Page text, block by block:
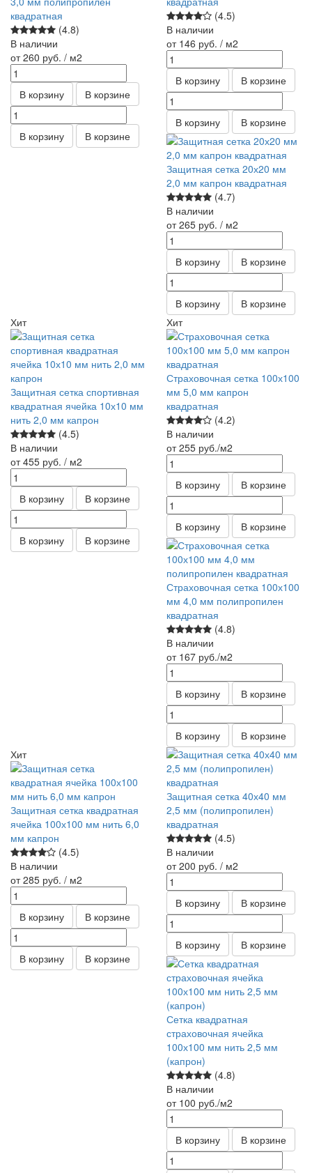
квадратная
(4.8)
В наличии
от 260 руб. / м2
В корзину В корзине
В корзину В корзине
(4.5)
В наличии
от 146 руб. / м2
В корзину В корзине
В корзину В корзине
Защитная сетка 20х20 мм
2,0 мм капрон квадратная
(4.7)
В наличии
от 265 руб. / м2
В корзину В корзине
В корзину
В корзине
Хит
Защитная сетка спортивная
квадратная ячейка 10х10 мм
нить 2,0 мм капрон
(4.5)
В наличии
от 455 руб. / м2
В корзину В корзине
В корзину В корзине
Хит
Страховочная сетка 100х100
мм 5,0 мм капрон
квадратная
(4.2)
В наличии
от 255 руб./м2
В корзину В корзине
В корзину В корзине
Страховочная сетка 100х100
мм 4,0 мм полипропилен
квадратная
(4.8)
В наличии
от 167 руб./м2
В корзину В корзине
В корзину
В корзине
Хит
Защитная сетка квадратная
ячейка 100х100 мм нить 6,0
мм капрон
(4.5)
В наличии
от 285 руб. / м2
В корзину В корзине
В корзину В корзине
Защитная сетка 40х40 мм
2,5 мм (полипропилен)
квадратная
(4.5)
В наличии
от 200 руб. / м2
В корзину В корзине
В корзину В корзине
Сетка квадратная
страховочная ячейка
100х100 мм нить 2,5 мм
(капрон)
(4.8)
В наличии
от 100 руб./м2
В корзину В корзине